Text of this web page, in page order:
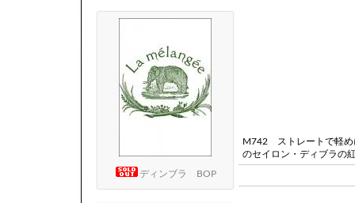
ディンブラ BOP
M742 ストレートで軽め
のセイロン・ディブラの